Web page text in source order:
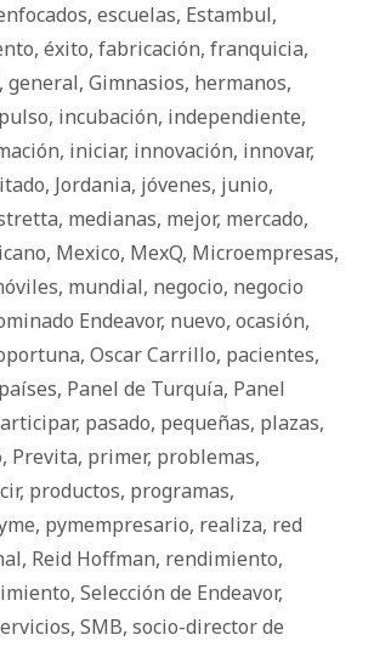
, escuelas, Estambul,
, éxito, fabricación, franquicia,
, general, Gimnasios, hermanos,
, incubación, independiente,
, iniciar, innovación, innovar,
, Jordania, jóvenes, junio,
, medianas, mejor, mercado,
, Mexico, MexQ, Microempresas,
, mundial, negocio, negocio
Endeavor, nuevo, ocasión,
, Oscar Carrillo, pacientes,
países, Panel de Turquía, Panel
, pasado, pequeñas, plazas,
, Previta, primer, problemas,
, productos, programas,
, pymempresario, realiza, red
, Reid Hoffman, rendimiento,
, Selección de Endeavor,
, SMB, socio-director de